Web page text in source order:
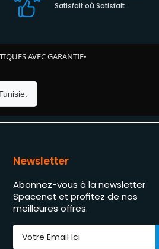
Satisfait où Satisfait
AVEC GARANTIE•
Newsletter
Abonnez-vous à la newsletter
Spacenet et profitez de nos
meilleures offres.